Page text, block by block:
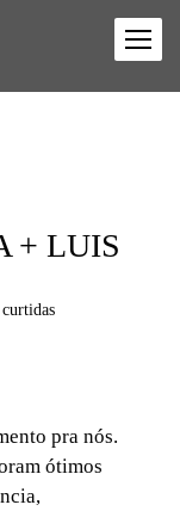
+ LUIS
curtidas
pra nós.
ótimos